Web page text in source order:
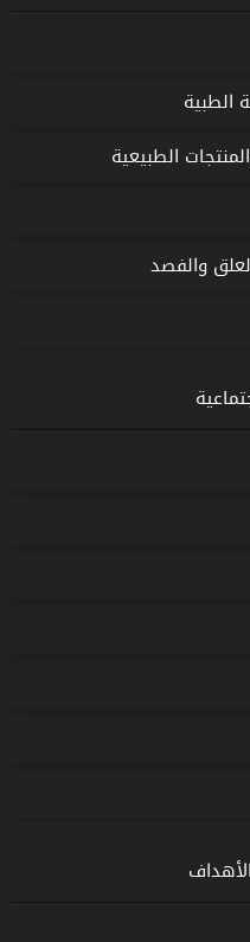
الطبية
الطبيعية
والفصد